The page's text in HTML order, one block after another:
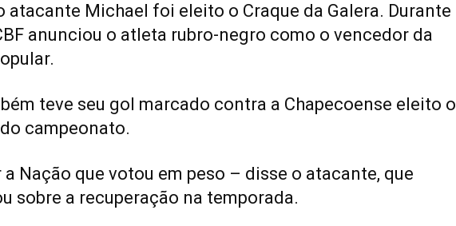
atacante Michael foi eleito o Craque da Galera. Durante
anunciou o atleta rubro-negro como o vencedor da
teve seu gol marcado contra a Chapecoense eleito o
campeonato.
Nação que votou em peso – disse o atacante, que
sobre a recuperação na temporada.